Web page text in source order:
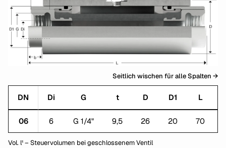
Seitlich wischen für alle Spalten →
DN Di G t D D1 L
06 6 G 1/4" 9,5 26 20 70
Vol. l¹ – Steuervolumen bei geschlossenem Ventil